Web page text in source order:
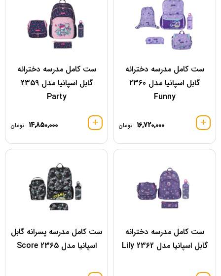
ست کامل مدرسه دخترانه
گابل اسپانیا مدل 2360
Funny
16,720,000 تومان
ست کامل مدرسه دخترانه
گابل اسپانیا مدل 2359
Party
14,850,000 تومان
ست کامل مدرسه دخترانه
گابل اسپانیا مدل 2362 Lily
ست کامل مدرسه پسرانه گابل
اسپانیا مدل 2365 Score